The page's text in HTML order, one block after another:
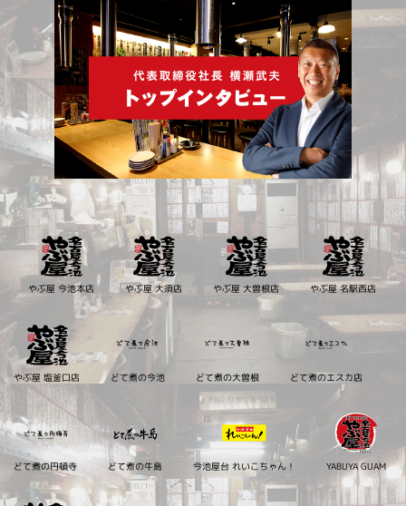
やぶ屋 今池本店 やぶ屋 大須店 やぶ屋 大曽根店 やぶ屋 名駅西店
やぶ屋 塩釜口店 どて煮の今池 どて煮の大曽根 どて煮のエスカ店
どて煮の円頓寺 どて煮の牛島 今池屋台 れいこちゃん！ YABUYA GUAM